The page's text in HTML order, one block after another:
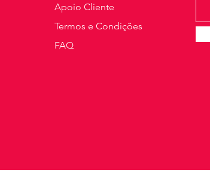
Apoio Cliente
Termos e Condições
FAQ